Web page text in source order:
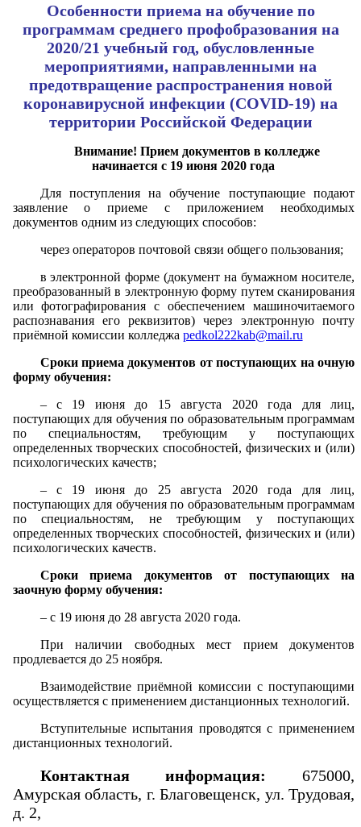
Особенности приема на обучение по
программам среднего профобразования на
2020/21 учебный год, обусловленные
мероприятиями, направленными на
предотвращение распространения новой
коронавирусной инфекции (COVID-19) на
территории Российской Федерации
Внимание! Прием документов в колледже
начинается с 19 июня 2020 года
Для поступления на обучение поступающие подают
заявление о приеме с приложением необходимых
документов одним из следующих способов:
через операторов почтовой связи общего пользования;
в электронной форме (документ на бумажном носителе,
преобразованный в электронную форму путем сканирования
или фотографирования с обеспечением машиночитаемого
распознавания его реквизитов) через электронную почту
приёмной комиссии колледжа pedkol222kab@mail.ru
Сроки приема документов от поступающих на очную
форму обучения:
– с 19 июня до 15 августа 2020 года для лиц,
поступающих для обучения по образовательным программам
по специальностям, требующим у поступающих
определенных творческих способностей, физических и (или)
психологических качеств;
– с 19 июня до 25 августа 2020 года для лиц,
поступающих для обучения по образовательным программам
по специальностям, не требующим у поступающих
определенных творческих способностей, физических и (или)
психологических качеств.
Сроки приема документов от поступающих на
заочную форму обучения:
– с 19 июня до 28 августа 2020 года.
При наличии свободных мест прием документов
продлевается до 25 ноября.
Взаимодействие приёмной комиссии с поступающими
осуществляется с применением дистанционных технологий.
Вступительные испытания проводятся с применением
дистанционных технологий.
Контактная информация:
675000,
Амурская область, г. Благовещенск, ул. Трудовая,
д. 2,